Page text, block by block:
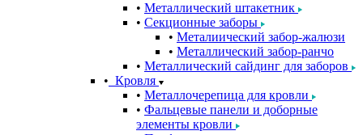
Металлический штакетник
Секционные заборы
Металиический забор-жалюзи
Металлический забор-ранчо
Металлический сайдинг для заборов
Кровля
Металлочерепица для кровли
Фальцевые панели и доборные
элементы кровли